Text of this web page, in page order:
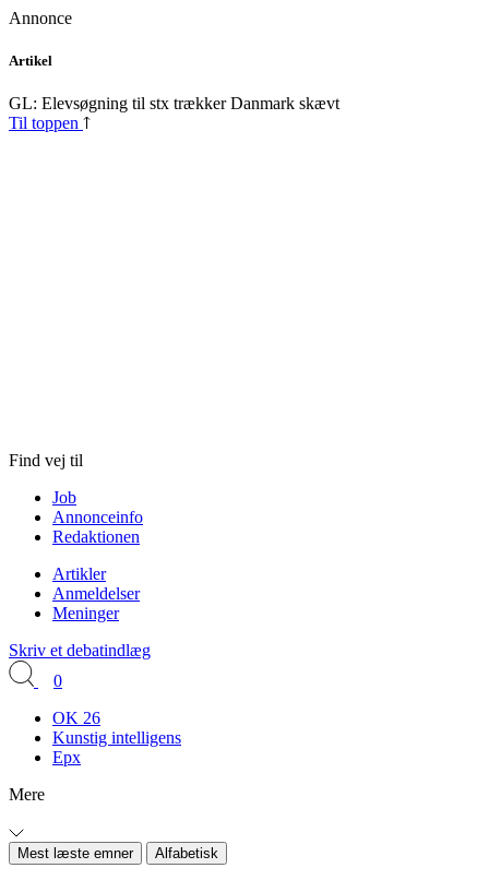
Annonce
Skip
content
Artikel
GL: Elevsøgning til stx trækker Danmark skævt
Til toppen
Find vej til
Job
Annonceinfo
Redaktionen
Artikler
Anmeldelser
Meninger
Skriv et debatindlæg
0
OK 26
Kunstig intelligens
Epx
Mere
Mest læste emner Alfabetisk